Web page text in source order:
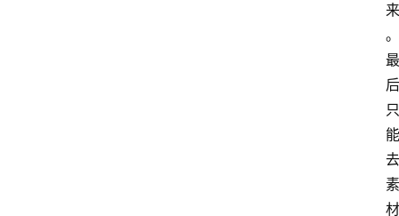
来
。
最
后
只
能
去
素
材